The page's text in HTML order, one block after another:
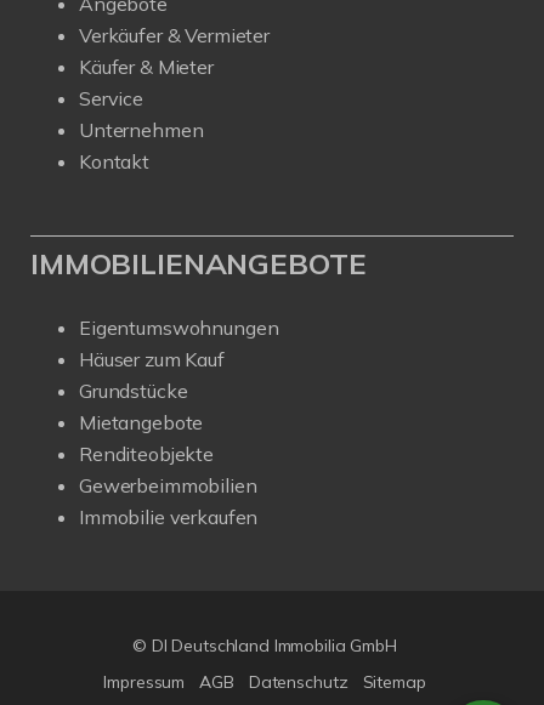
Verkäufer & Vermieter
Käufer & Mieter
Service
Unternehmen
Kontakt
IMMOBILIENANGEBOTE
Eigentumswohnungen
Häuser zum Kauf
Grundstücke
Mietangebote
Renditeobjekte
Gewerbeimmobilien
Immobilie verkaufen
© DI Deutschland Immobilia GmbH
Impressum
AGB Datenschutz Sitemap